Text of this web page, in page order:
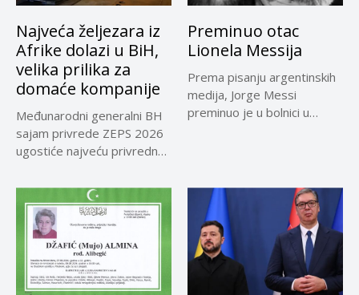
Najveća željezara iz
Afrike dolazi u BiH,
velika prilika za
domaće kompanije
Međunarodni generalni BH
sajam privrede ZEPS 2026
ugostiće najveću privrednu
Preminuo otac
Lionela Messija
Prema pisanju argentinskih
medija, Jorge Messi
preminuo je u bolnici u